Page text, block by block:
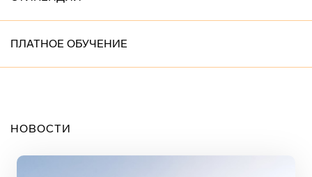
ПЛАТНОЕ ОБУЧЕНИЕ
НОВОСТИ